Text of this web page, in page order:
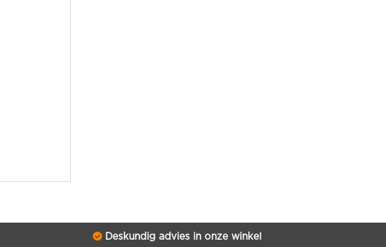
Deskundig advies in onze winkel